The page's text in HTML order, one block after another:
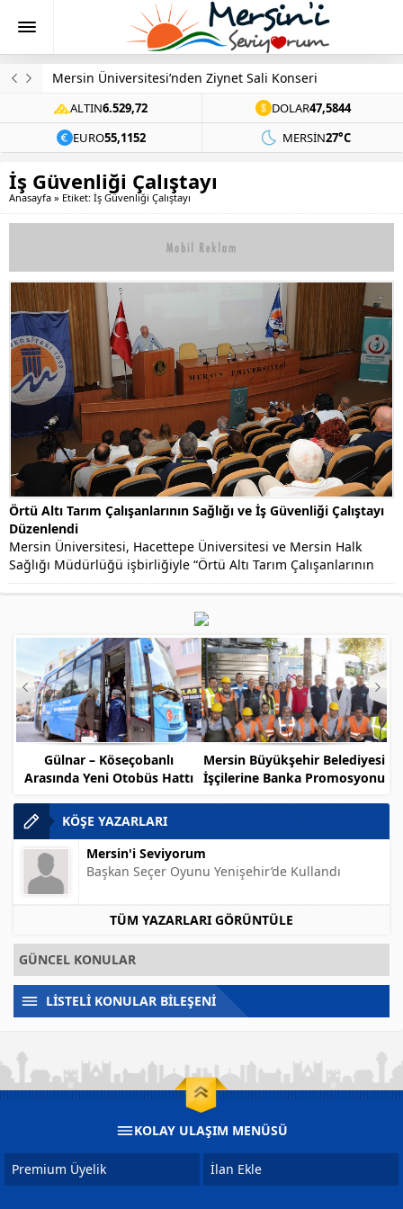
Mersin Üniversitesi’nden Ziynet Sali Konseri
ALTIN6.529,72 DOLAR47,5844
EURO55,1152 MERSIN27°C
İş Güvenliği Çalıştayı
Anasayfa » Etiket: İş Güvenliği Çalıştayı
Örtü Altı Tarım Çalışanlarının Sağlığı ve İş Güvenliği Çalıştayı
Düzenlendi
Mersin Üniversitesi, Hacettepe Üniversitesi ve Mersin Halk
Sağlığı Müdürlüğü işbirliğiyle “Örtü Altı Tarım Çalışanlarının
Sağlığı...
Gülnar – Köseçobanlı
Arasında Yeni Otobüs Hattı
Mersin Büyükşehir Belediyesi
İşçilerine Banka Promosyonu
KÖŞE YAZARLARI
Mersin'i Seviyorum
Başkan Seçer Oyunu Yenişehir’de Kullandı
TÜM YAZARLARI GÖRÜNTÜLE
GÜNCEL KONULAR
LİSTELİ KONULAR BİLEŞENİ
KOLAY ULAŞIM MENÜSÜ
Premium Üyelik İlan Ekle